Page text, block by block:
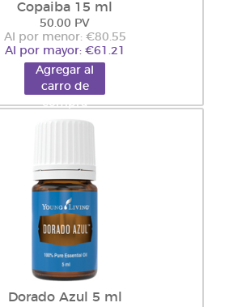
Copaiba 15 ml
50.00 PV
Al por menor: €80.55
Al por mayor: €61.21
Agregar al
carro de
compra
Dorado Azul 5 ml